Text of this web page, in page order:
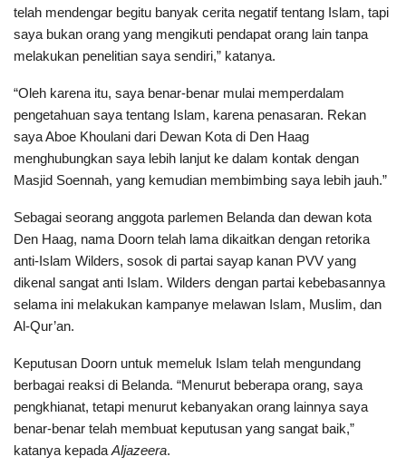
telah mendengar begitu banyak cerita negatif tentang Islam, tapi
saya bukan orang yang mengikuti pendapat orang lain tanpa
melakukan penelitian saya sendiri,” katanya.
“Oleh karena itu, saya benar-benar mulai memperdalam
pengetahuan saya tentang Islam, karena penasaran. Rekan
saya Aboe Khoulani dari Dewan Kota di Den Haag
menghubungkan saya lebih lanjut ke dalam kontak dengan
Masjid Soennah, yang kemudian membimbing saya lebih jauh.”
Sebagai seorang anggota parlemen Belanda dan dewan kota
Den Haag, nama Doorn telah lama dikaitkan dengan retorika
anti-Islam Wilders, sosok di partai sayap kanan PVV yang
dikenal sangat anti Islam. Wilders dengan partai kebebasannya
selama ini melakukan kampanye melawan Islam, Muslim, dan
Al-Qur’an.
Keputusan Doorn untuk memeluk Islam telah mengundang
berbagai reaksi di Belanda. “Menurut beberapa orang, saya
pengkhianat, tetapi menurut kebanyakan orang lainnya saya
benar-benar telah membuat keputusan yang sangat baik,”
katanya kepada Aljazeera.